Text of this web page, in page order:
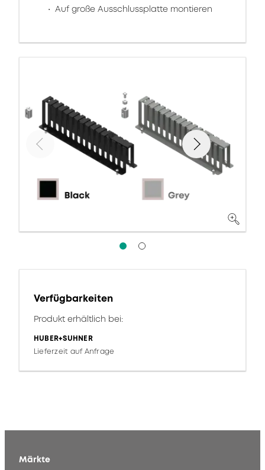
Auf große Ausschlussplatte montieren
Verfügbarkeiten
Produkt erhältlich bei:
HUBER+SUHNER
Lieferzeit auf Anfrage
Märkte